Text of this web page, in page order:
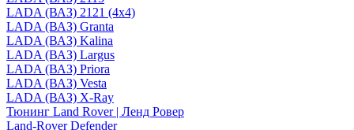
LADA (ВАЗ) 2121 (4x4)
LADA (ВАЗ) Granta
LADA (ВАЗ) Kalina
LADA (ВАЗ) Largus
LADA (ВАЗ) Priora
LADA (ВАЗ) Vesta
LADA (ВАЗ) X-Ray
Тюнинг Land Rover | Ленд Ровер
Land-Rover Defender